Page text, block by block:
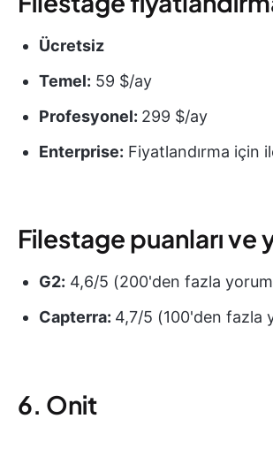
Ücretsiz
Temel: 59 $/ay
Profesyonel: 299 $/ay
Enterprise: Fiyatlandırma için
Filestage puanları ve
G2: 4,6/5 (200'den fazla
Capterra: 4,7/5 (100'den fazla
6. Onit